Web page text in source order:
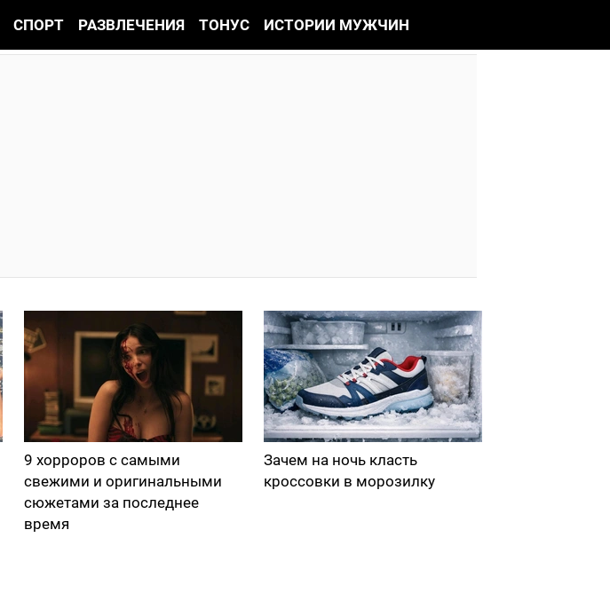
СПОРТ РАЗВЛЕЧЕНИЯ ТОНУС ИСТОРИИ МУЖЧИН
9 хорроров с самыми
свежими и оригинальными
сюжетами за последнее
время
Зачем на ночь класть
кроссовки в морозилку